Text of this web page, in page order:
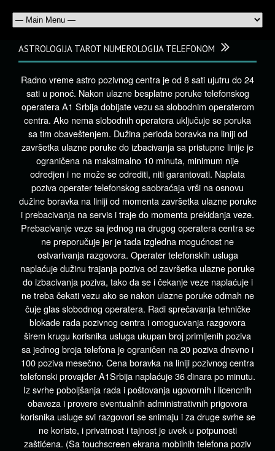
ASTROLOGIJA TAROT NUMEROLOGIJA TELEFONOM
Radno vreme astro pozivnog centra je od 8 sati ujutru do 24
sati u ponoć. Nakon ulazne besplatne poruke telefonskog
operatera A1 Srbija dobijate vezu sa slobodnim operaterom
centra. Ako nema slobodnih operatera uključuje se poruka
sa tim obaveštenjem. Dužina perioda boravka na liniji od
završetka ulazne poruke do izbacivanja sa pristupne linije je
ograničena na maksimalno 10 minuta, minimum nije
odredjen i ne može se odrediti, niti garantovati. Naplata
poziva operater telefonskog saobraćaja vrši na osnovu
dužine boravka na liniji od momenta završetka ulazne poruke
i prebacivanja na servis i traje do momenta prekidanja veze.
Prebacivanje veze sa jednog na drugog operatera centra se
ne preporučuje jer je tada izgledna mogućnost ne
ostvarivanja razgovora. Operater telefonskih usluga
naplaćuje dužinu trajanja poziva od završetka ulazne poruke
do izbacivanja poziva, tako da se i čekanje veze naplaćuje i
ne treba čekati vezu ako se nakon ulazne poruke odmah ne
čuje glas slobodnog operatera. Radi sprečavanja tehničke
blokade rada pozivnog centra i omogucvanja razgovora
širem krugu korisnika usluga ukupan broj primljenih poziva
sa jednog broja telefona je ograničen na 20 poziva dnevno i
100 poziva mesečno. Cena boravka na liniji pozivnog centra
telefonski provajder A1Srbija naplaćuje 36 dinara po minutu.
Iz svrhe poboljšanja rada i poštovanja ugovornih i licencnih
obaveza i provere eventualnih administrativnih prigovora
korisnika usluge svi razgovori se snimaju i za druge svrhe se
ne koriste, i privatnost i tajnost je uvek u potpunosti
zaštićena. (Sa touchscreen ekrana mobilnih telefona poziv